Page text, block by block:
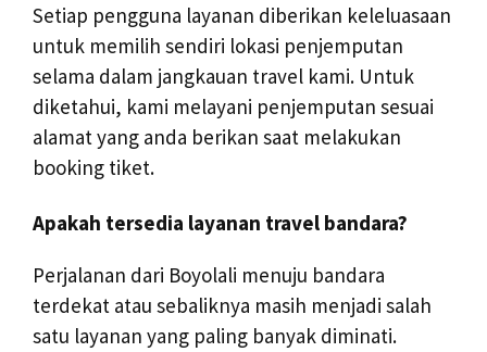
Setiap pengguna layanan diberikan keleluasaan
untuk memilih sendiri lokasi penjemputan
selama dalam jangkauan travel kami. Untuk
diketahui, kami melayani penjemputan sesuai
alamat yang anda berikan saat melakukan
booking tiket.
Apakah tersedia layanan travel bandara?
Perjalanan dari Boyolali menuju bandara
terdekat atau sebaliknya masih menjadi salah
satu layanan yang paling banyak diminati.